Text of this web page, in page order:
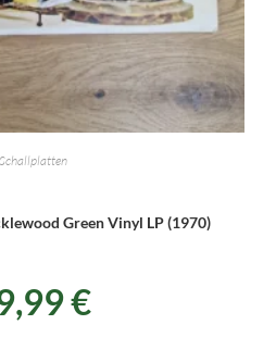
Schallplatten
Green Vinyl LP (1970)
€